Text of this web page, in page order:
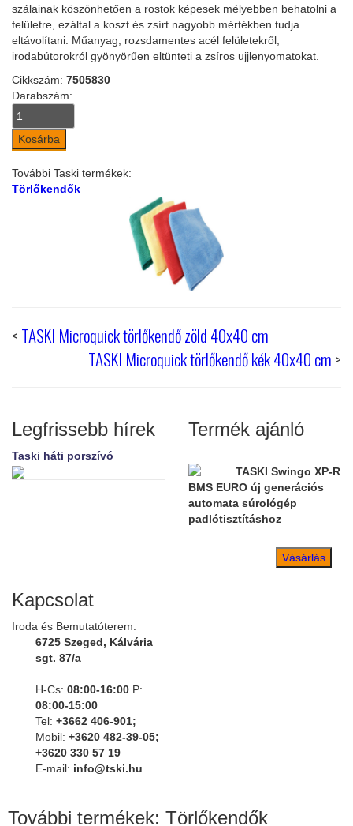
szálainak köszönhetően a rostok képesek mélyebben behatolni a
felületre, ezáltal a koszt és zsírt nagyobb mértékben tudja
eltávolítani. Műanyag, rozsdamentes acél felületekről,
irodabútorokról gyönyörűen eltünteti a zsíros ujjlenyomatokat.
Cikkszám: 7505830
Darabszám:
További Taski termékek:
Törlőkendők
<TASKI Microquick törlőkendő zöld 40x40 cm
TASKI Microquick törlőkendő kék 40x40 cm>
Legfrissebb hírek
Taski háti porszívó
Termék ajánló
TASKI Swingo XP-R
BMS EURO új generációs
automata súrológép
padlótisztításhoz
Vásárlás
Kapcsolat
Iroda és Bemutatóterem:
6725 Szeged, Kálvária
sgt. 87/a
H-Cs: 08:00-16:00 P:
08:00-15:00
Tel: +3662 406-901;
Mobil: +3620 482-39-05;
+3620 330 57 19
E-mail: info@tski.hu
További termékek: Törlőkendők